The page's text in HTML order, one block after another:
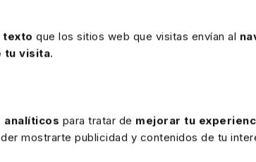
texto que los sitios web que visitas envían al
tu visita.
analíticos para tratar de mejorar tu
mostrarte publicidad y contenidos de tu